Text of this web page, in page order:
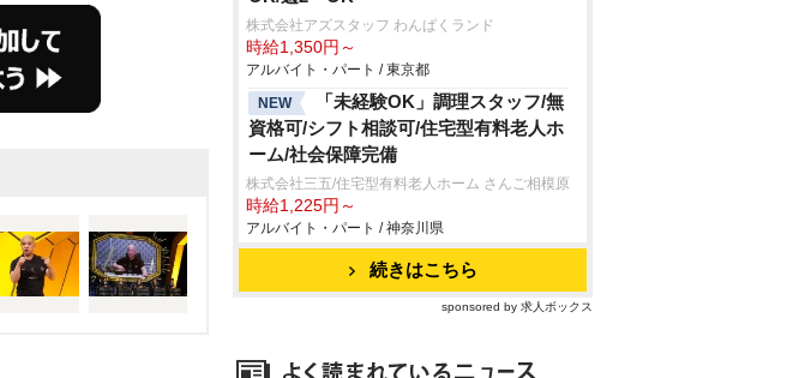
株式会社アズスタッフ わんぱくランド
時給1,350円～
アルバイト・パート / 東京都
NEW
「未経験OK」調理スタッフ/無
資格可/シフト相談可/住宅型有料老人ホ
ーム/社会保障完備
株式会社三五/住宅型有料老人ホーム さんご相模原
時給1,225円～
アルバイト・パート / 神奈川県
続きはこちら
sponsored by 求人ボックス